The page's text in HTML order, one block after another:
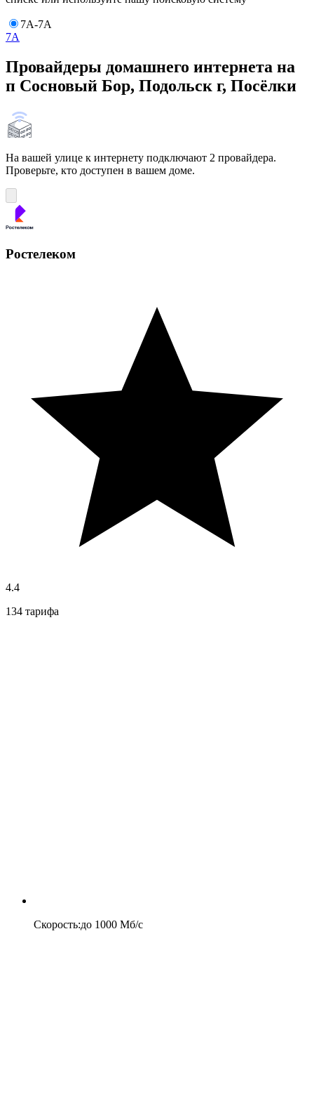
7А-7А
7А
Провайдеры домашнего интернета на
п Сосновый Бор, Подольск г, Посёлки
На вашей улице к интернету подключают 2 провайдера.
Проверьте, кто доступен в вашем доме.
Ростелеком
4.4
134 тарифа
Скорость:до 1000 Мб/c